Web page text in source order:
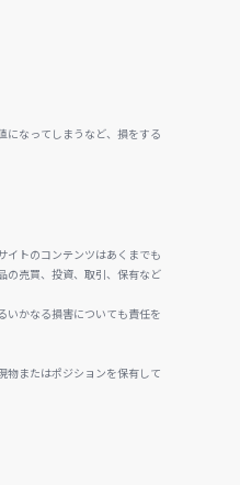
になってしまうなど、損をする
イトのコンテンツはあくまでも
の売買、投資、取引、保有など
いかなる損害についても責任を
物またはポジションを保有して